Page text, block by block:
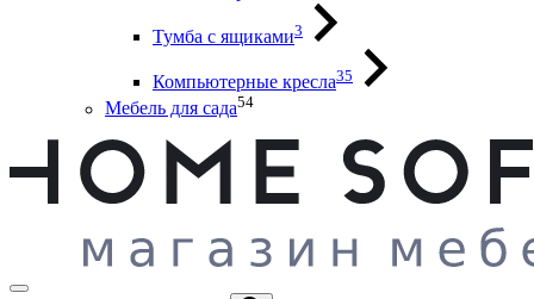
Тумба с ящиками3
Компьютерные кресла35
Мебель для сада54